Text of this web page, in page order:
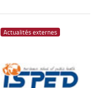
Actualités externes